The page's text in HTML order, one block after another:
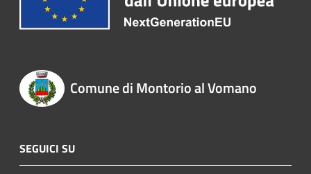
Comune di Montorio al Vomano
SEGUICI SU